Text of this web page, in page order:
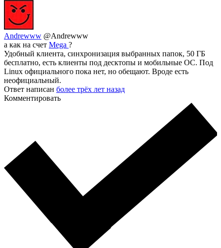
Andrewww @Andrewww
а как на счет Mega ?
Удобный клиента, синхронизация выбранных папок, 50 ГБ
бесплатно, есть клиенты под десктопы и мобильные ОС. Под
Linux официального пока нет, но обещают. Вроде есть
неофициальный.
Ответ написан более трёх лет назад
Комментировать